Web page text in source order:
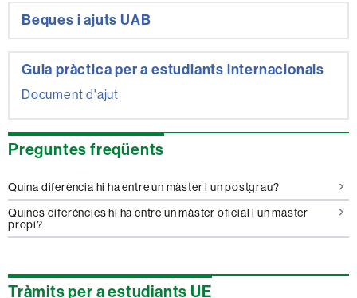
Beques i ajuts UAB
Guia pràctica per a estudiants internacionals
Document d'ajut
Preguntes freqüents
Quina diferència hi ha entre un màster i un postgrau?
Quines diferències hi ha entre un màster oficial i un màster
propi?
Tràmits per a estudiants UE